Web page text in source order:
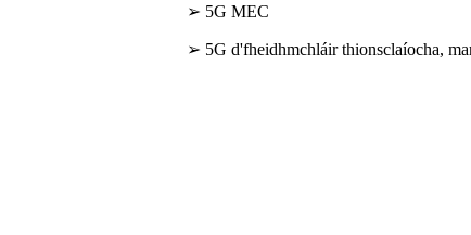
➢ 5G MEC
➢ 5G d'fheidhmchláir thionsclaíocha,